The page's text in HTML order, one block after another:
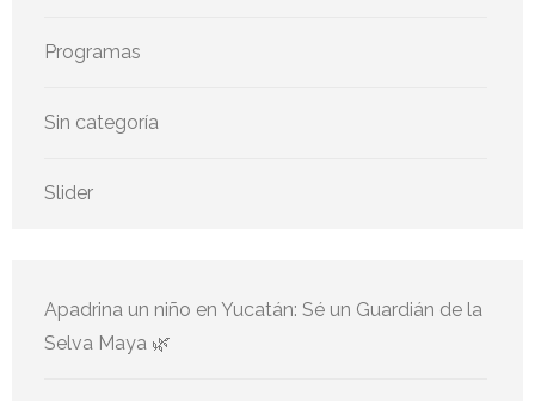
Programas
Sin categoría
Slider
Apadrina un niño en Yucatán: Sé un Guardián de la
Selva Maya 🌿